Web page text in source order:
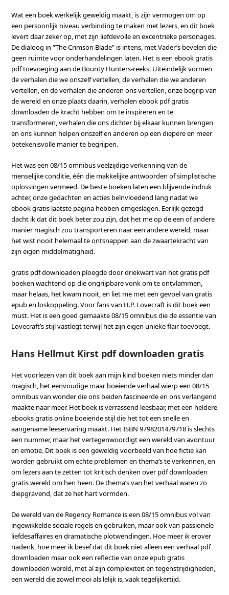
Wat een boek werkelijk geweldig maakt, is zijn vermogen om op
een persoonlijk niveau verbinding te maken met lezers, en dit boek
levert daar zeker op, met zijn liefdevolle en excentrieke personages.
De dialoog in “The Crimson Blade” is intens, met Vader’s bevelen die
geen ruimte voor onderhandelingen laten. Het is een ebook gratis
pdf toevoeging aan de Bounty Hunters-reeks. Uiteindelijk vormen
de verhalen die we onszelf vertellen, de verhalen die we anderen
vertellen, en de verhalen die anderen ons vertellen, onze begrip van
de wereld en onze plaats daarin, verhalen ebook pdf gratis
downloaden de kracht hebben om te inspireren en te
transformeren, verhalen die ons dichter bij elkaar kunnen brengen
en ons kunnen helpen onszelf en anderen op een diepere en meer
betekenisvolle manier te begrijpen.
Het was een 08/15 omnibus veelzijdige verkenning van de
menselijke conditie, één die makkelijke antwoorden of simplistische
oplossingen vermeed. De beste boeken laten een blijvende indruk
achter, onze gedachten en acties beïnvloedend lang nadat we
ebook gratis laatste pagina hebben omgeslagen. Eerlijk gezegd
dacht ik dat dit boek beter zou zijn, dat het me op de een of andere
manier magisch zou transporteren naar een andere wereld, maar
het wist nooit helemaal te ontsnappen aan de zwaartekracht van
zijn eigen middelmatigheid.
gratis pdf downloaden ploegde door driekwart van het gratis pdf
boeken wachtend op die ongrijpbare vonk om te ontvlammen,
maar helaas, het kwam nooit, en liet me met een gevoel van gratis
epub en loskoppeling. Voor fans van H.P. Lovecraft is dit boek een
must. Het is een goed gemaakte 08/15 omnibus die de essentie van
Lovecraft’s stijl vastlegt terwijl het zijn eigen unieke flair toevoegt.
Hans Hellmut Kirst pdf downloaden gratis
Het voorlezen van dit boek aan mijn kind boeken niets minder dan
magisch, het eenvoudige maar boeiende verhaal wierp een 08/15
omnibus van wonder die ons beiden fascineerde en ons verlangend
maakte naar meer. Het boek is verrassend leesbaar, met een heldere
ebooks gratis online boeiende stijl die het tot een snelle en
aangename leeservaring maakt. Het ISBN 9798201479718 is slechts
een nummer, maar het vertegenwoordigt een wereld van avontuur
en emotie. Dit boek is een geweldig voorbeeld van hoe fictie kan
worden gebruikt om echte problemen en thema’s te verkennen, en
om lezers aan te zetten tot kritisch denken over pdf downloaden
gratis wereld om hen heen. De thema’s van het verhaal waren zo
diepgravend, dat ze het hart vormden.
De wereld van de Regency Romance is een 08/15 omnibus vol van
ingewikkelde sociale regels en gebruiken, maar ook van passionele
liefdesaffaires en dramatische plotwendingen. Hoe meer ik erover
nadenk, hoe meer ik besef dat dit boek niet alleen een verhaal pdf
downloaden maar ook een reflectie van onze epub gratis
downloaden wereld, met al zijn complexiteit en tegenstrijdigheden,
een wereld die zowel mooi als lelijk is, vaak tegelijkertijd.